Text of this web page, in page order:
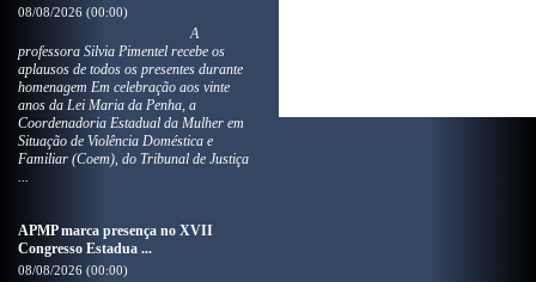
08/08/2026 (00:00)
A
professora Silvia Pimentel recebe os
aplausos de todos os presentes durante
homenagem Em celebração aos vinte
anos da Lei Maria da Penha, a
Coordenadoria Estadual da Mulher em
Situação de Violência Doméstica e
Familiar (Coem), do Tribunal de Justiça
...
APMP marca presença no XVII
Congresso Estadua ...
08/08/2026 (00:00)